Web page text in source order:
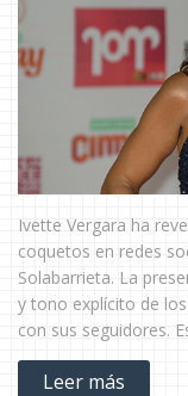
Ivette Vergara ha
coquetos en redes
Solabarrieta. La
y tono explícito de
con sus seguidores.
apoyo de sus fans.
Leer más